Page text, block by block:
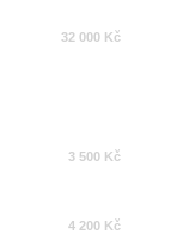
32 000 Kč
3 500 Kč
4 200 Kč